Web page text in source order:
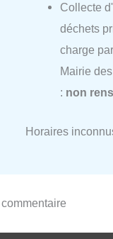
Collecte
déchets
charge
Mairie
: non
Horaires